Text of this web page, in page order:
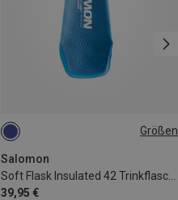
Größen
Salomon
39,95 €
0,4L